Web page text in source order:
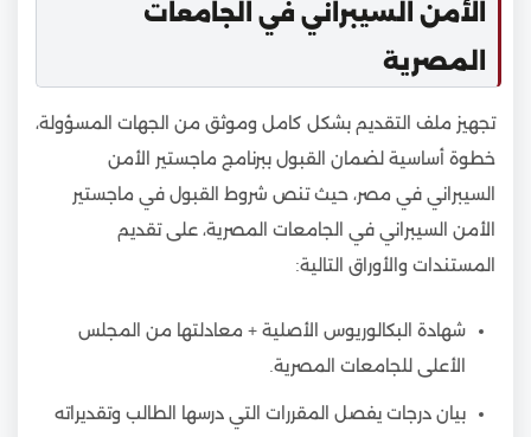
الأمن السيبراني في الجامعات
المصرية
تجهيز ملف التقديم بشكل كامل وموثق من الجهات المسؤولة،
خطوة أساسية لضمان القبول ببرنامج ماجستير الأمن
السيبراني في مصر، حيث تنص شروط القبول في ماجستير
الأمن السيبراني في الجامعات المصرية، على تقديم
المستندات والأوراق التالية:
شهادة البكالوريوس الأصلية + معادلتها من المجلس
الأعلى للجامعات المصرية.
بيان درجات يفصل المقررات التي درسها الطالب وتقديراته